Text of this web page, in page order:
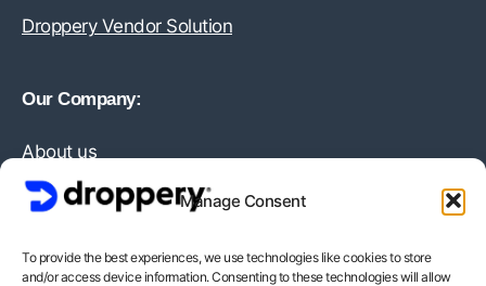
Manage Consent
To provide the best experiences, we use technologies like cookies to store
and/or access device information. Consenting to these technologies will allow
Droppery Vendor Solution
Our Company:
About us
Partners
Media